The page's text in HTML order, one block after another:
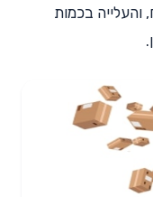
והעלייה בכמות